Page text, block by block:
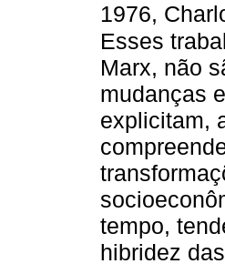
1976,
Esses
Marx, não
mudanças
explicitam,
tempo,
hibridez